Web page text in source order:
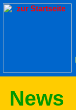
News